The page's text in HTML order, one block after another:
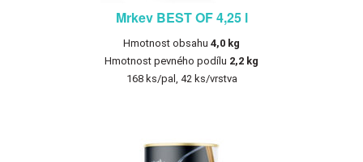
Mrkev BEST OF 4,25 l
Hmotnost obsahu 4,0 kg
Hmotnost pevného podílu 2,2 kg
168 ks/pal, 42 ks/vrstva